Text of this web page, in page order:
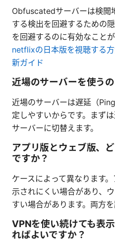
Obfuscatedサーバーは検閲
する検出を回避するための
を回避するのに有効なこと
netflixの日本版を視聴する
新ガイド
近場のサーバーを使う
近場のサーバーは遅延（
定しやすいからです。まず
サーバーに切替えます。
アプリ版とウェブ版、
ですか？
ケースによって異なります
示されにくい場合があり、
すい場合があります。両方を
VPNを使い続けても表
ればよいですか？